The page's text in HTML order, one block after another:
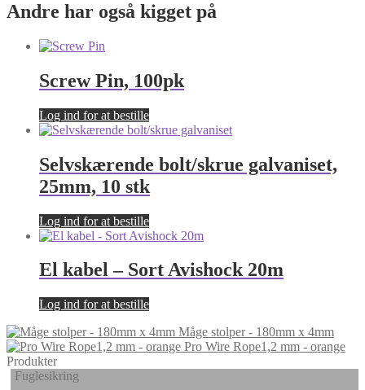
Andre har også kigget på
Screw Pin, 100pk
Log ind for at bestille
Selvskærende bolt/skrue galvaniset,
25mm, 10 stk
Log ind for at bestille
El kabel – Sort Avishock 20m
Log ind for at bestille
Måge stolper - 180mm x 4mm
Pro Wire Rope1,2 mm - orange
Produkter
Fuglesikring